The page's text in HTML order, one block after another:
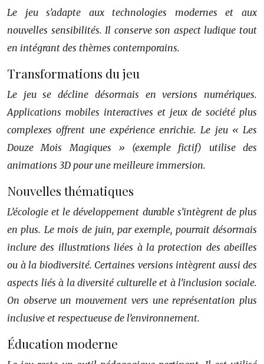
Le jeu s’adapte aux technologies modernes et aux
nouvelles sensibilités. Il conserve son aspect ludique tout
en intégrant des thèmes contemporains.
Transformations du jeu
Le jeu se décline désormais en versions numériques.
Applications mobiles interactives et jeux de société plus
complexes offrent une expérience enrichie. Le jeu « Les
Douze Mois Magiques » (exemple fictif) utilise des
animations 3D pour une meilleure immersion.
Nouvelles thématiques
L’écologie et le développement durable s’intègrent de plus
en plus. Le mois de juin, par exemple, pourrait désormais
inclure des illustrations liées à la protection des abeilles
ou à la biodiversité. Certaines versions intègrent aussi des
aspects liés à la diversité culturelle et à l’inclusion sociale.
On observe un mouvement vers une représentation plus
inclusive et respectueuse de l’environnement.
Éducation moderne